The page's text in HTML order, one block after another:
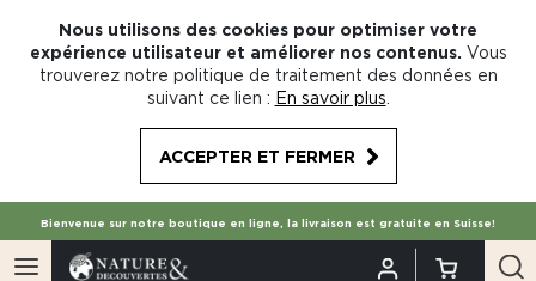
Nous utilisons des cookies pour optimiser votre
expérience utilisateur et améliorer nos contenus. Vous
trouverez notre politique de traitement des données en
suivant ce lien : En savoir plus
ACCEPTER ET FERMER
Bienvenue sur notre boutique en ligne, la livraison est gratuite en Suisse!